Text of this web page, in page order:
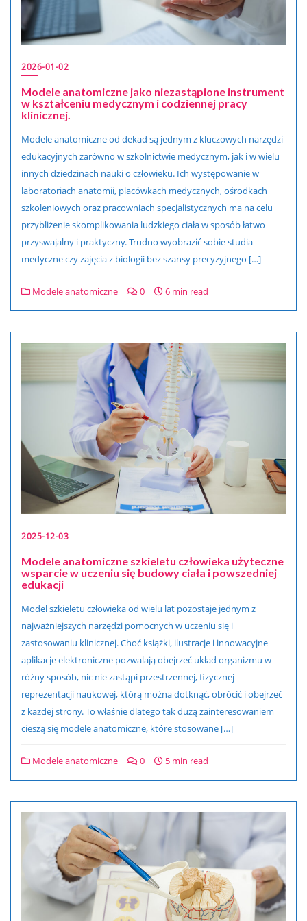
2026-01-02
Modele anatomiczne jako niezastąpione instrument
w kształceniu medycznym i codziennej pracy
klinicznej.
Modele anatomiczne od dekad są jednym z kluczowych narzędzi
edukacyjnych zarówno w szkolnictwie medycznym, jak i w wielu
innych dziedzinach nauki o człowieku. Ich występowanie w
laboratoriach anatomii, placówkach medycznych, ośrodkach
szkoleniowych oraz pracowniach specjalistycznych ma na celu
przybliżenie skomplikowania ludzkiego ciała w sposób łatwo
przyswajalny i praktyczny. Trudno wyobrazić sobie studia
medyczne czy zajęcia z biologii bez szansy precyzyjnego […]
Modele anatomiczne 0 6 min read
2025-12-03
Modele anatomiczne szkieletu człowieka użyteczne
wsparcie w uczeniu się budowy ciała i powszedniej
edukacji
Model szkieletu człowieka od wielu lat pozostaje jednym z
najważniejszych narzędzi pomocnych w uczeniu się i
zastosowaniu klinicznej. Choć książki, ilustracje i innowacyjne
aplikacje elektroniczne pozwalają obejrzeć układ organizmu w
różny sposób, nic nie zastąpi przestrzennej, fizycznej
reprezentacji naukowej, którą można dotknąć, obrócić i obejrzeć
z każdej strony. To właśnie dlatego tak dużą zainteresowaniem
cieszą się modele anatomiczne, które stosowane […]
Modele anatomiczne 0 5 min read